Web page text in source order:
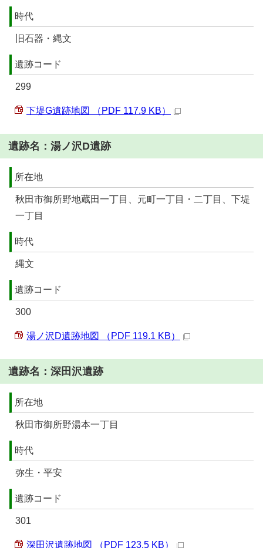
時代
旧石器・縄文
遺跡コード
299
下堤G遺跡地図 （PDF 117.9 KB）
遺跡名：湯ノ沢D遺跡
所在地
秋田市御所野地蔵田一丁目、元町一丁目・二丁目、下堤
一丁目
時代
縄文
遺跡コード
300
湯ノ沢D遺跡地図 （PDF 119.1 KB）
遺跡名：深田沢遺跡
所在地
秋田市御所野湯本一丁目
時代
弥生・平安
遺跡コード
301
深田沢遺跡地図 （PDF 123.5 KB）